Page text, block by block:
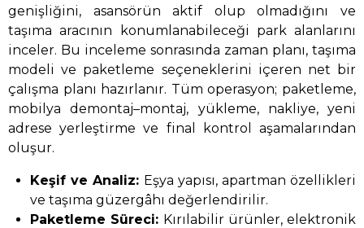
genişliğini, asansörün aktif olup olmadığını ve
taşıma aracının konumlanabileceği park alanlarını
inceler. Bu inceleme sonrasında zaman planı, taşıma
modeli ve paketleme seçeneklerini içeren net bir
çalışma planı hazırlanır. Tüm operasyon; paketleme,
mobilya demontaj–montaj, yükleme, nakliye, yeni
adrese yerleştirme ve final kontrol aşamalarından
oluşur.
Keşif ve Analiz: Eşya yapısı, apartman özellikleri
ve taşıma güzergâhı değerlendirilir.
Paketleme Süreci: Kırılabilir ürünler, elektronik